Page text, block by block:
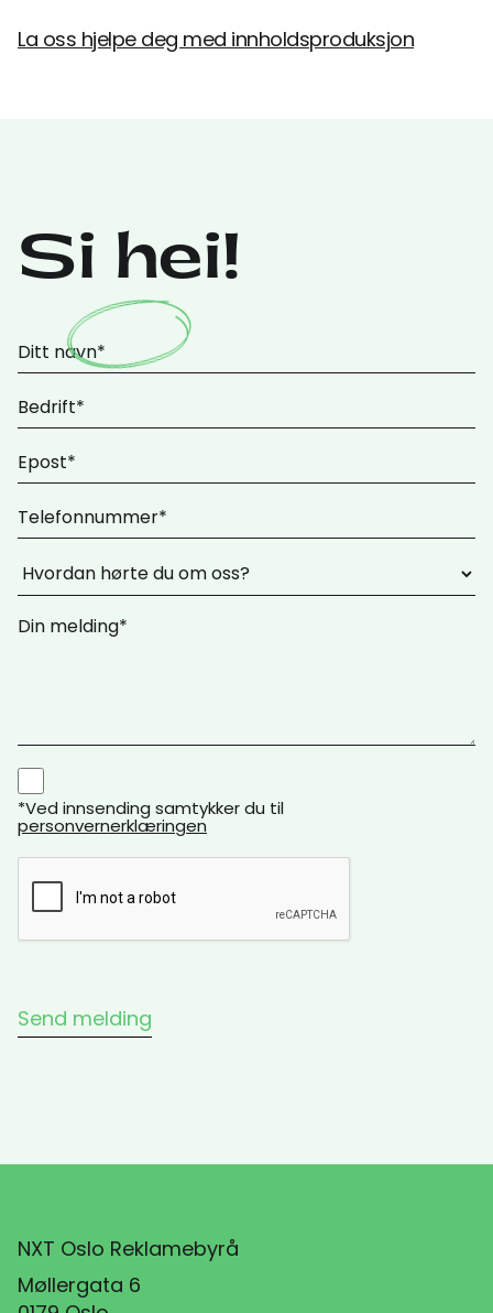
La oss hjelpe deg med innholdsproduksjon
Si hei!
*Ved innsending samtykker du til
personvernerklæringen
NXT Oslo Reklamebyrå
Møllergata 6